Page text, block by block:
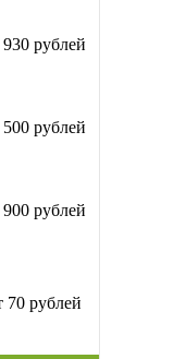
930 рублей
500 рублей
900 рублей
70 рублей